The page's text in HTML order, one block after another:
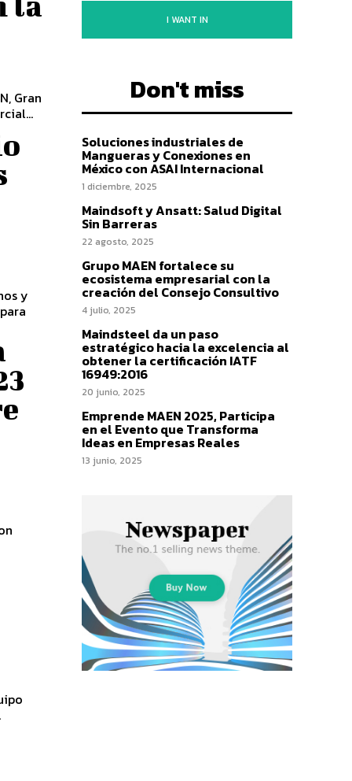
Gran
y
I WANT IN
Don't miss
Soluciones industriales de
Mangueras y Conexiones en
México con ASAI Internacional
1 diciembre, 2025
Maindsoft y Ansatt: Salud Digital
Sin Barreras
22 agosto, 2025
Grupo MAEN fortalece su
ecosistema empresarial con la
creación del Consejo Consultivo
4 julio, 2025
Maindsteel da un paso
estratégico hacia la excelencia al
obtener la certificación IATF
16949:2016
20 junio, 2025
Emprende MAEN 2025, Participa
en el Evento que Transforma
Ideas en Empresas Reales
13 junio, 2025